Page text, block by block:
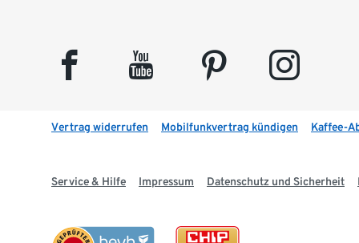
facebook youtube pinterest instagram
Vertrag widerrufen Mobilfunkvertrag kündigen Kaffee-
Service & Hilfe Impressum Datenschutz und Sicherheit